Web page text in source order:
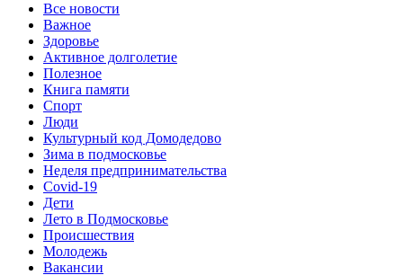
Все новости
Важное
Здоровье
Активное долголетие
Полезное
Книга памяти
Спорт
Люди
Культурный код Домодедово
Зима в подмосковье
Неделя предпринимательства
Covid-19
Дети
Лето в Подмосковье
Происшествия
Молодежь
Вакансии